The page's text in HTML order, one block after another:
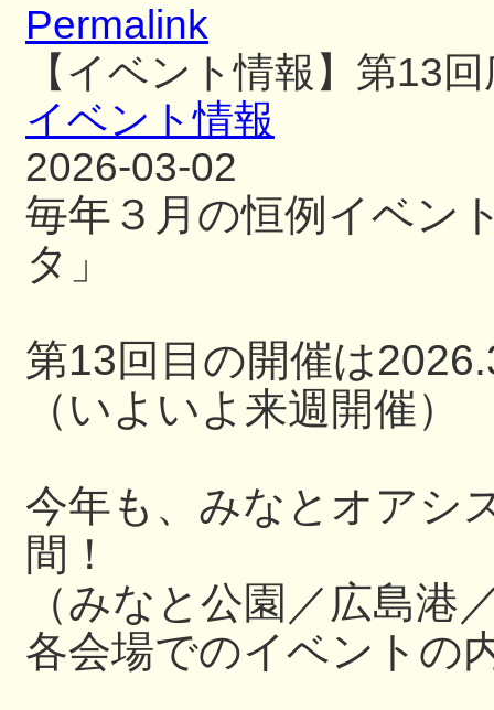
Permalink
【イベント情報】第13
イベント情報
2026-03-02
毎年３月の恒例イベン
タ」
第13回目の開催は
（いよいよ来週開催）
今年も、みなとオアシ
間！
（みなと公園／広島港
各会場でのイベントの